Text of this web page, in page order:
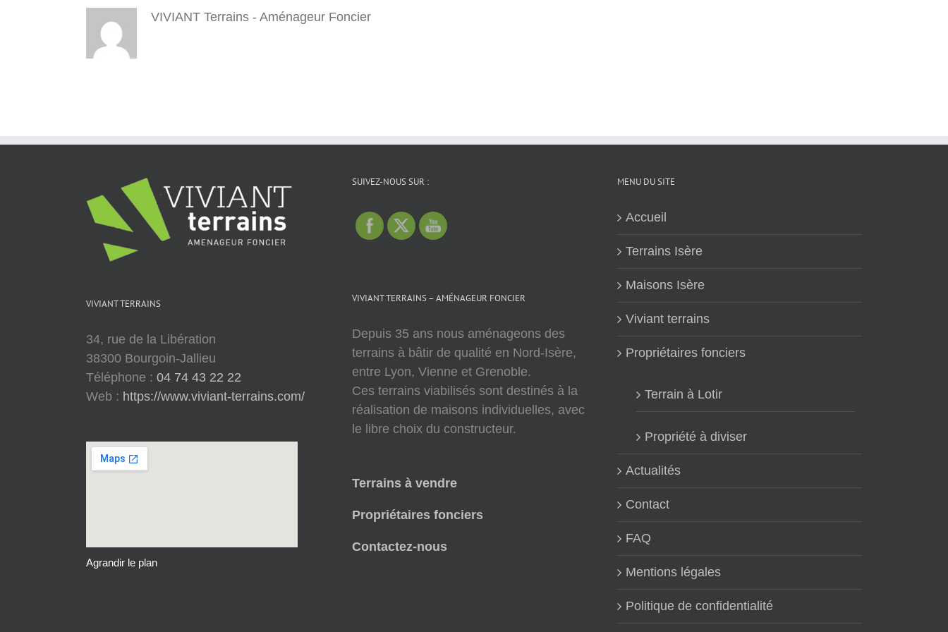
VIVIANT Terrains - Aménageur Foncier
VIVIANT TERRAINS
34, rue de la Libération
38300 Bourgoin-Jallieu
Téléphone : 04 74 43 22 22
Web : https://www.viviant-terrains.com/
Agrandir le plan
SUIVEZ-NOUS SUR :
VIVIANT TERRAINS – AMÉNAGEUR FONCIER
Depuis 35 ans nous aménageons des
terrains à bâtir de qualité en Nord-Isère,
entre Lyon, Vienne et Grenoble.
Ces terrains viabilisés sont destinés à la
réalisation de maisons individuelles, avec
le libre choix du constructeur.
Terrains à vendre
Propriétaires fonciers
Contactez-nous
MENU DU SITE
Accueil
Terrains Isère
Maisons Isère
Viviant terrains
Propriétaires fonciers
Terrain à Lotir
Propriété à diviser
Actualités
Contact
FAQ
Mentions légales
Politique de confidentialité